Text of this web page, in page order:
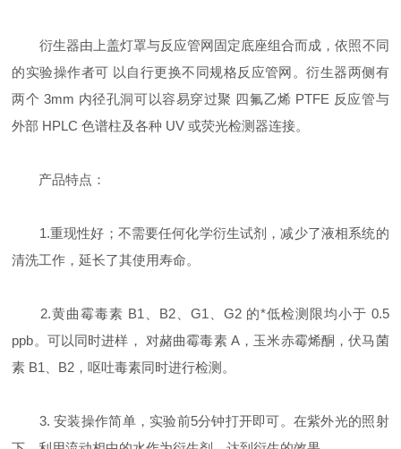
衍生器由上盖灯罩与反应管网固定底座组合而成，依照不同
的实验操作者可 以自行更换不同规格反应管网。衍生器两侧有
两个 3mm 内径孔洞可以容易穿过聚 四氟乙烯 PTFE 反应管与
外部 HPLC 色谱柱及各种 UV 或荧光检测器连接。
产品特点：
1.重现性好；不需要任何化学衍生试剂，减少了液相系统的
清洗工作，延长了其使用寿命。
2.黄曲霉毒素 B1、B2、G1、G2 的*低检测限均小于 0.5
ppb。可以同时进样， 对赭曲霉毒素 A，玉米赤霉烯酮，伏马菌
素 B1、B2，呕吐毒素同时进行检测。
3. 安装操作简单，实验前5分钟打开即可。在紫外光的照射